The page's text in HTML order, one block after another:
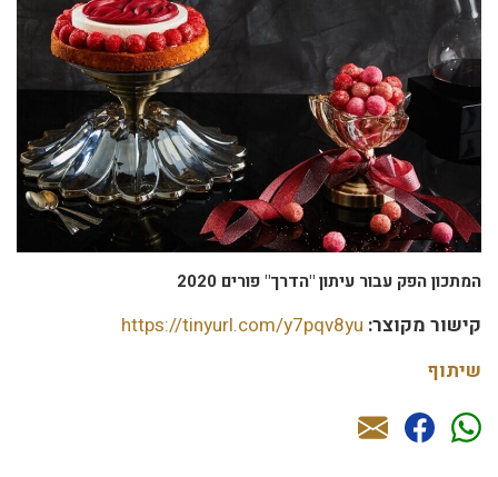
המתכון הפק עבור עיתון "הדרך" פורים 2020
קישור מקוצר: https://tinyurl.com/y7pqv8yu
שיתוף